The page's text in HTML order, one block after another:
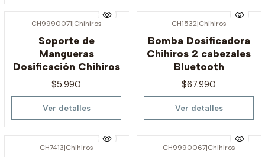
CH9990071|Chihiros
Soporte de
Mangueras
Dosificación Chihiros
$5.990
Ver detalles
CH1532|Chihiros
Bomba Dosificadora
Chihiros 2 cabezales
Bluetooth
$67.990
Ver detalles
CH7413|Chihiros CH9990067|Chihiros